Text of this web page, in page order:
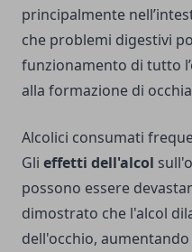
principalmente
che problemi digestivi
funzionamento di tutto
alla formazione di
Alcolici consumati
Gli effetti dell'alcol
possono essere
dimostrato che l'alcol
dell'occhio,